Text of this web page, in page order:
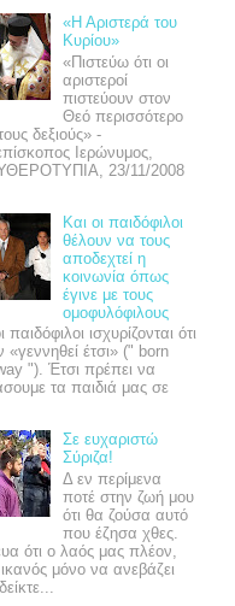
«Η Αριστερά του
Κυρίου»
«Πιστεύω ότι οι
αριστεροί
πιστεύουν στον
Θεό περισσότερο
δεξιούς» -
Ιερώνυμος,
23/11/2008
Και οι παιδόφιλοι
θέλουν να τους
αποδεχτεί η
κοινωνία όπως
έγινε με τους
ομοφυλόφιλους
παιδόφιλοι ισχυρίζονται ότι
«γεννηθεί έτσι» (" born
"). Έτσι πρέπει να
τα παιδιά μας σε
Σε ευχαριστώ
Σύριζα!
Δ εν περίμενα
ποτέ στην ζωή μου
ότι θα ζούσα αυτό
που έζησα χθες.
ότι ο λαός μας πλέον,
ικανός μόνο να ανεβάζει